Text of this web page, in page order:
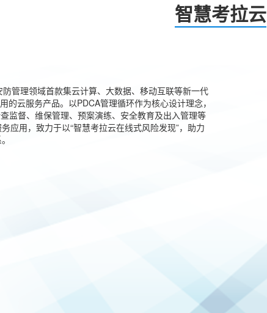
智慧考拉云
理领域首款集云计算、大数据、移动互联等新一代
的云服务产品。以PDCA管理循环作为核心设计理念，
监督、维保管理、预案演练、安全教育及出入管理等
应用，致力于以“智慧考拉云在线式风险发现”，助力